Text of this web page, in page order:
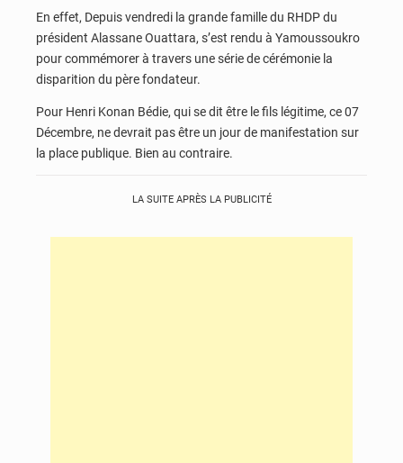
En effet, Depuis vendredi la grande famille du RHDP du
président Alassane Ouattara, s’est rendu à Yamoussoukro
pour commémorer à travers une série de cérémonie la
disparition du père fondateur.
Pour Henri Konan Bédie, qui se dit être le fils légitime, ce 07
Décembre, ne devrait pas être un jour de manifestation sur
la place publique. Bien au contraire.
LA SUITE APRÈS LA PUBLICITÉ